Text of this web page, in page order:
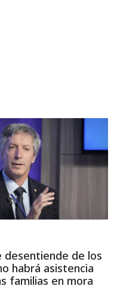
desentiende de los
habrá asistencia
familias en mora